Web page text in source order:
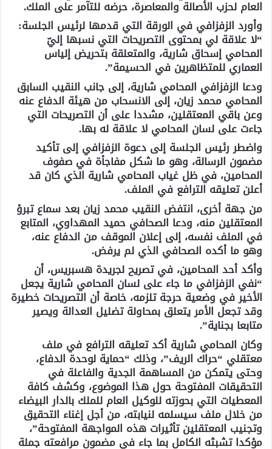
العام لحزب الأصالة والمعاصرة، حرضه للتآمر على الملك.
وأورد الزفزافي في الورقة التي قدمها لرئيس الجلسة:
“لا علاقة لي بمحتوى التصريحات التي نسبها إليّ
المحامي إسحاق شارية، والمتعلقة بتحريض إلياس
العماري للمتظاهرين في الحسيمة”.
ودعا الزفزافي المحامي شارية، إلى جانب النقيب السابق
المحامي محمد زيان، إلى الانسحاب من هيئة الدفاع عنه
وعن باقي المعتقلين، مشددا على أن التصريحات التي
جاءت على لسان المحامي لا علاقة له بها.
واضطر رئيس الجلسة إلى دعوة الزفزافي إلى تأكيد
مضمون الرسالة، وهو ما شكل مفاجأة في صفوف
المحامين، في ظل غياب المحامي شارية الذي كان قد
أعلن تعليقه الترافع في الملف.
من جهة أخرى، انتفض النقيب محمد زيان بعد سماع تبرؤ
المعتقلين منه، ودعا الصحافي حميد المهداوي، المتابع
في الملف نفسه، إلى إعلان الموقف من الدفاع عنه،
وهو ما أكده الصحافي الذي لم يرفض.
وأكد أحد المحامين، في تصريح لجريدة هسبريس، أن
“نفي الزفزافي ما جاء على لسان المحامي شارية يجعل
الأخير في وضعية حرجة تلزمه، خاصة أن التصريحات خطيرة
وقد تجعل الأمر يتعلق بمحاولة تضليل العدالة ويصير
متابعا بجناية”.
وكان المحامي شارية أكد تعليقه الترافع في ملف
معتقلي “حراك الريف”، وذلك “حماية لوحدة الدفاع،
وحتى يتمكن من المساهمة الجدية والفاعلة في
التحقيقات المفتوحة حول هذا الموضوع، وكشف كافة
المعطيات التي بحوزته للوكيل العام للملك بالدار البيضاء
من خلال ملف سيسلمه لنيابته، من أجل إغناء التحقيق
وتجنيب المعتقلين تأثيرات هذه المواجهة المفتوحة”،
مؤكدا تشبثه الكامل بما جاء في مضمون مرافعته جملة